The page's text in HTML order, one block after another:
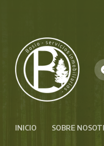
INICIO SOBRE